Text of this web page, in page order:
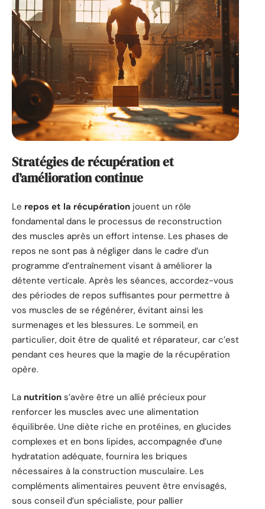
Stratégies de récupération et
d’amélioration continue
Le repos et la récupération jouent un rôle
fondamental dans le processus de reconstruction
des muscles après un effort intense. Les phases de
repos ne sont pas à négliger dans le cadre d’un
programme d’entraînement visant à améliorer la
détente verticale. Après les séances, accordez-vous
des périodes de repos suffisantes pour permettre à
vos muscles de se régénérer, évitant ainsi les
surmenages et les blessures. Le sommeil, en
particulier, doit être de qualité et réparateur, car c’est
pendant ces heures que la magie de la récupération
opère.
La nutrition s’avère être un allié précieux pour
renforcer les muscles avec une alimentation
équilibrée. Une diète riche en protéines, en glucides
complexes et en bons lipides, accompagnée d’une
hydratation adéquate, fournira les briques
nécessaires à la construction musculaire. Les
compléments alimentaires peuvent être envisagés,
sous conseil d’un spécialiste, pour pallier